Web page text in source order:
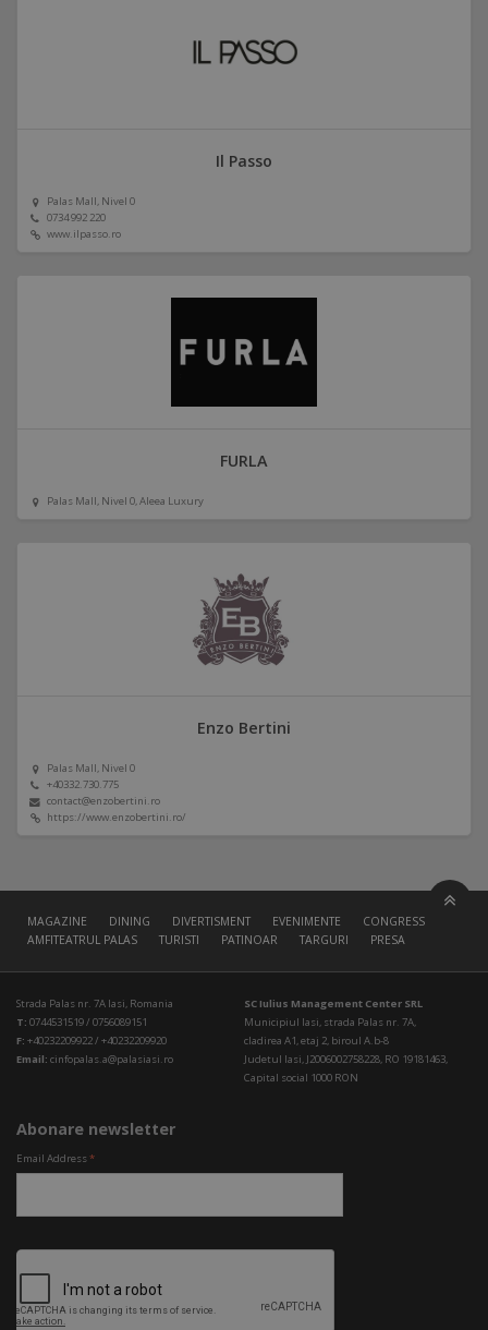
Il Passo
Palas Mall, Nivel 0
0734 992 220
www.ilpasso.ro
FURLA
Palas Mall, Nivel 0, Aleea Luxury
Enzo Bertini
Palas Mall, Nivel 0
+40332.730.775
contact@enzobertini.ro
https://www.enzobertini.ro/
MAGAZINE DINING DIVERTISMENT EVENIMENTE
CONGRESS HALL
AMFITEATRUL PALAS
TURISTI PATINOAR TARGURI PRESA
Strada Palas nr. 7A Iasi, Romania
T: 0744531519 / 0756089151
F: +40232209922 / +40232209920
Email: cinfopalas.a@palasiasi.ro
SC Iulius Management Center SRL
Municipiul Iasi, strada Palas nr. 7A,
cladirea A1, etaj 2, biroul A.b-8
Judetul Iasi, J2006002758228, RO 19181463,
Capital social 1000 RON
Abonare newsletter
Email Address*